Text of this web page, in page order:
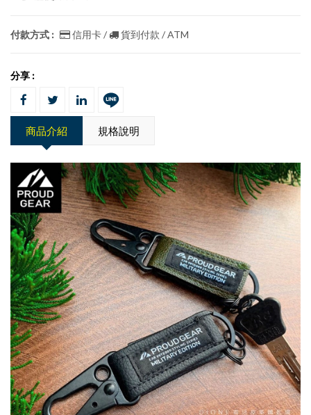
付款方式 : 信用卡 / 貨到付款 / ATM
分享 :
商品介紹 規格說明